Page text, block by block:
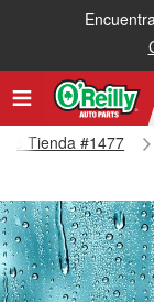
Tienda #1477